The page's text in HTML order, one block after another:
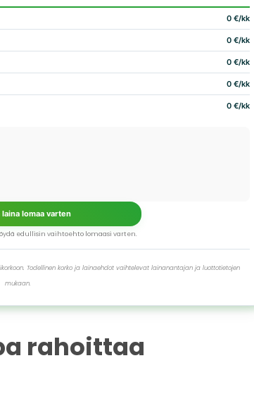
0 €/kk
0 €/kk
0 €/kk
0 €/kk
0 €/kk
lomaa varten
edullisin vaihtoehto lomaasi varten.
Todellinen korko ja lainaehdot vaihtelevat lainanantajan ja luottotietojen
mukaan.
rahoittaa